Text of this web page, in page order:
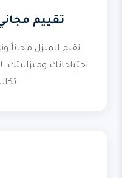
تقييم
نقيم المنزل
احتياجاتك